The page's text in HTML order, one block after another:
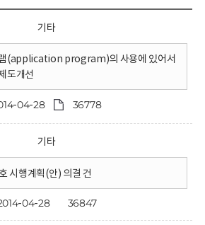
기타
램(application program)의 사용에 있어서
도개선
04-28 36778
기타
시행계획(안) 의결 건
04-28 36847